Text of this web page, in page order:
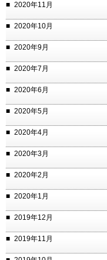
2020年11月
2020年10月
2020年9月
2020年7月
2020年6月
2020年5月
2020年4月
2020年3月
2020年2月
2020年1月
2019年12月
2019年11月